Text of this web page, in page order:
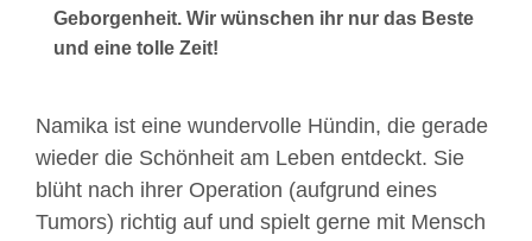
Geborgenheit. Wir wünschen ihr nur das Beste
und eine tolle Zeit!
Namika ist eine wundervolle Hündin, die gerade
wieder die Schönheit am Leben entdeckt. Sie
blüht nach ihrer Operation (aufgrund eines
Tumors) richtig auf und spielt gerne mit Mensch